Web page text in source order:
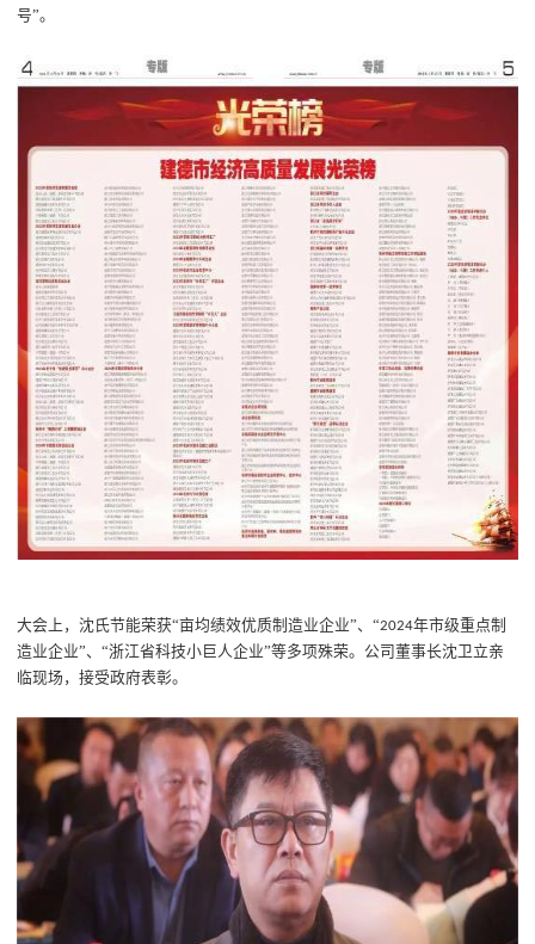
号”。
大会上，沈氏节能荣获“亩均绩效优质制造业企业”、“2024年市级重点制
造业企业”、“浙江省科技小巨人企业”等多项殊荣。公司董事长沈卫立亲
临现场，接受政府表彰。